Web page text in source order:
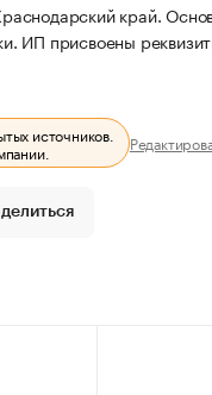
край.
ИП присвоены
источников.